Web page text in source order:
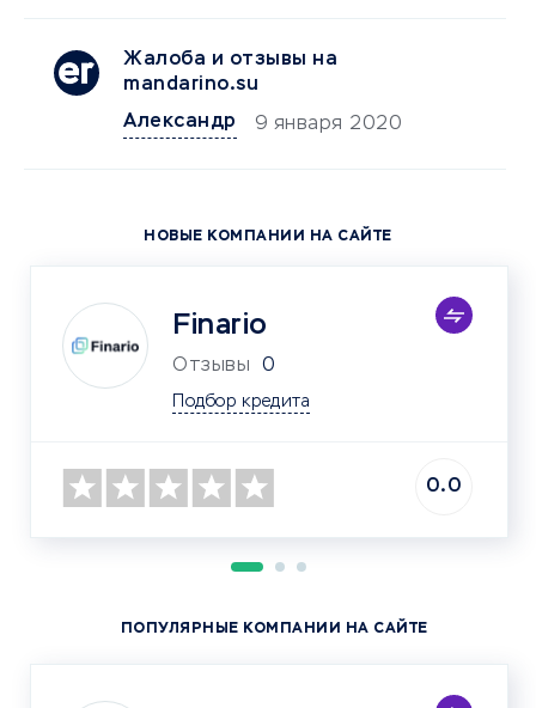
Жалоба и отзывы на
mandarino.su
Александр
9 января 2020
НОВЫЕ КОМПАНИИ НА САЙТЕ
Finario
Отзывы 0
Подбор кредита
0.0
ПОПУЛЯРНЫЕ КОМПАНИИ НА САЙТЕ